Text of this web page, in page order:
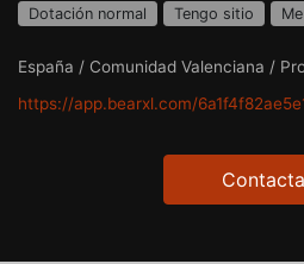
Dotación normal
Tengo sitio
España / Comunidad Valenciana /
https://app.bearxl.com/